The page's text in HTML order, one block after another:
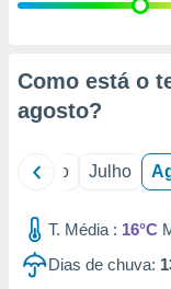
estudos
Como está o
agosto?
Junho Julho
T. Média : 16°C
Dias de chuva: